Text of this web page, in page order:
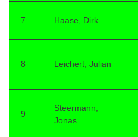
7 Haase, Dirk
8 Leichert, Julian
9
Steermann,
Jonas